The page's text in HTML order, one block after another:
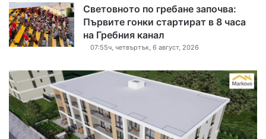
Световното по гребане започва:
Първите гонки стартират в 8 часа
на Гребния канал
07:55ч, четвъртък, 6 август, 2026